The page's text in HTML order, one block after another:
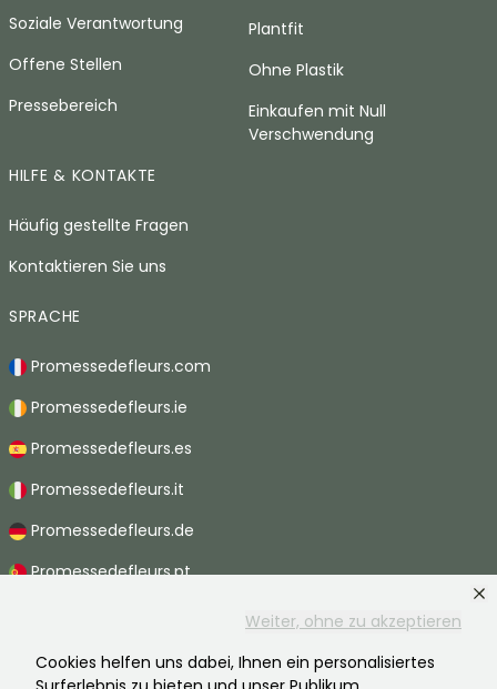
Weiter, ohne zu akzeptieren
Cookies helfen uns dabei, Ihnen ein personalisiertes
Soziale Verantwortung
Offene Stellen
Pressebereich
Plantfit
Ohne Plastik
Einkaufen mit Null
Verschwendung
HILFE & KONTAKTE
Häufig gestellte Fragen
Kontaktieren Sie uns
SPRACHE
Promessedefleurs.com
Promessedefleurs.ie
Promessedefleurs.es
Promessedefleurs.it
Promessedefleurs.de
Promessedefleurs.pt
Promessedefleurs.be